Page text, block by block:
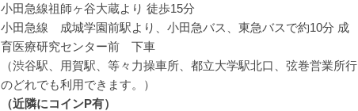
小田急線祖師ヶ谷大蔵より 徒歩15分
小田急線 成城学園前駅より、小田急バス、東急バスで約10分 成
育医療研究センター前 下車
（渋谷駅、用賀駅、等々力操車所、都立大学駅北口、弦巻営業所行
のどれでも利用できます。）
（近隣にコインP有）